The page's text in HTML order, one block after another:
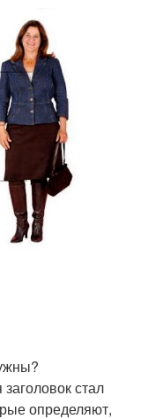
стал
определяют,